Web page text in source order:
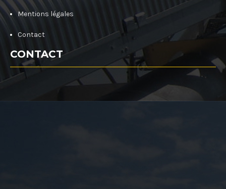
Mentions légales
Contact
CONTACT